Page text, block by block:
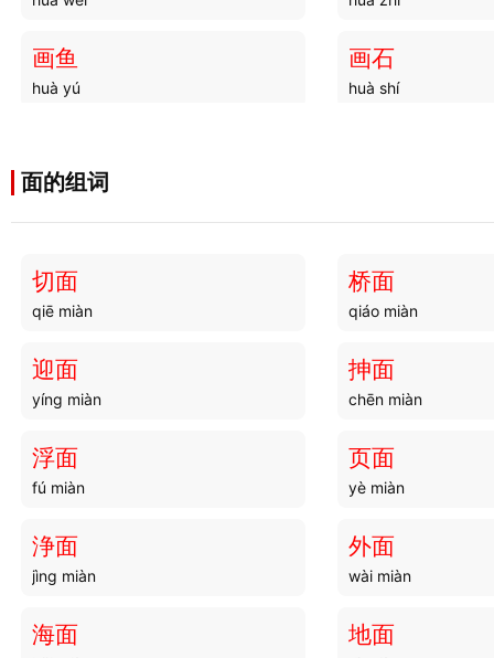
画鱼
huà yú
画石
huà shí
huà lán
画沙 画舫
画球 画柙
画碟 画阑
画纯 画集
面的组词
切面
qiē miàn
桥面
qiáo miàn
迎面
yíng miàn
抻面
chēn miàn
浮面
fú miàn
页面
yè miàn
浄面
jìng miàn
外面
wài miàn
海面 地面